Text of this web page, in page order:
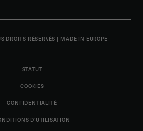
DROITS RÉSERVÉS | MADE IN EUROPE
STATUT
COOKIES
CONFIDENTIALITÉ
D'UTILISATION